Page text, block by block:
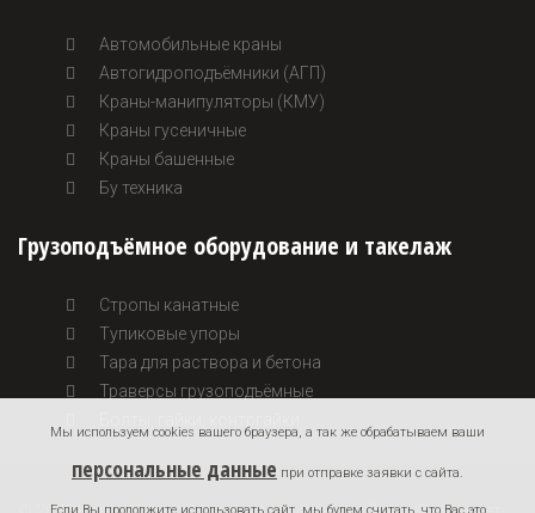
Автомобильные краны
Автогидроподъёмники (АГП)
Краны-манипуляторы (КМУ)
Краны гусеничные
Краны башенные
Бу техника
Грузоподъёмное оборудование и такелаж
Стропы канатные
Тупиковые упоры
Тара для раствора и бетона
Траверсы грузоподъёмные
Мы используем cookies вашего браузера, а так же обрабатываем ваши
персональные данные при отправке заявки с сайта.